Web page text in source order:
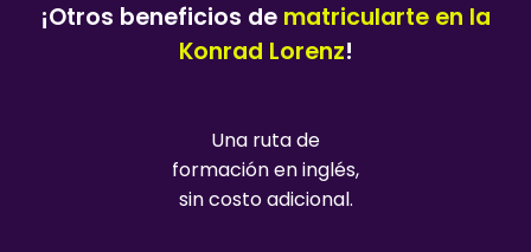
¡Otros beneficios de matricularte en la
Konrad Lorenz!
Una ruta de
formación en inglés,
sin costo adicional.